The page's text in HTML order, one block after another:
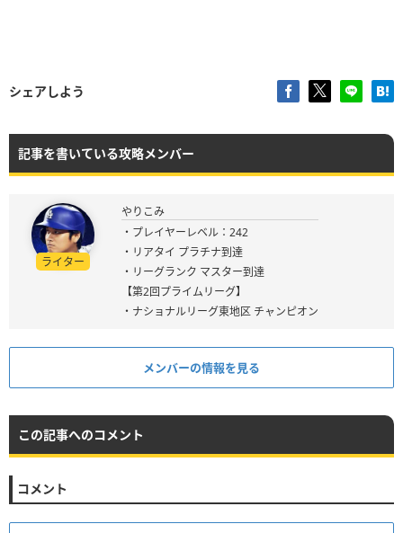
シェアしよう
記事を書いている攻略メンバー
ライター
やりこみ
・プレイヤーレベル：242
・リアタイ プラチナ到達
・リーグランク マスター到達
【第2回プライムリーグ】
・ナショナルリーグ東地区 チャンピオン
メンバーの情報を見る
この記事へのコメント
コメント